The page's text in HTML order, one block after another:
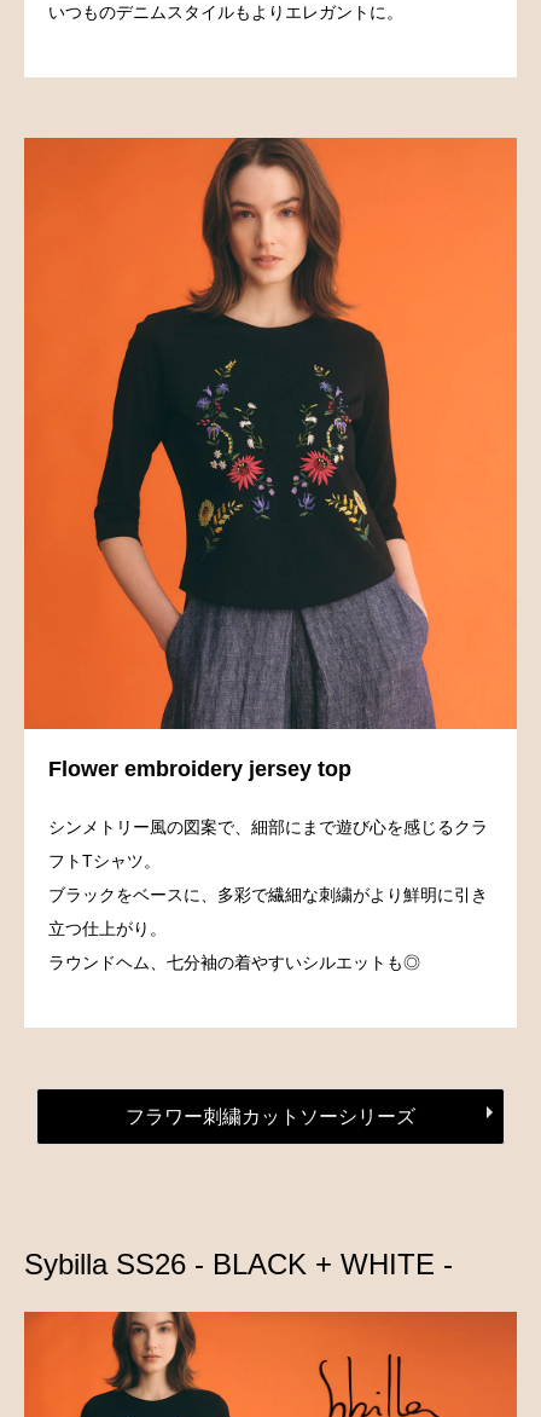
いつものデニムスタイルもよりエレガントに。
Flower embroidery jersey top
シンメトリー風の図案で、細部にまで遊び心を感じるクラ
フトTシャツ。
ブラックをベースに、多彩で繊細な刺繍がより鮮明に引き
立つ仕上がり。
ラウンドヘム、七分袖の着やすいシルエットも◎
フラワー刺繍カットソーシリーズ
Sybilla SS26 - BLACK + WHITE -